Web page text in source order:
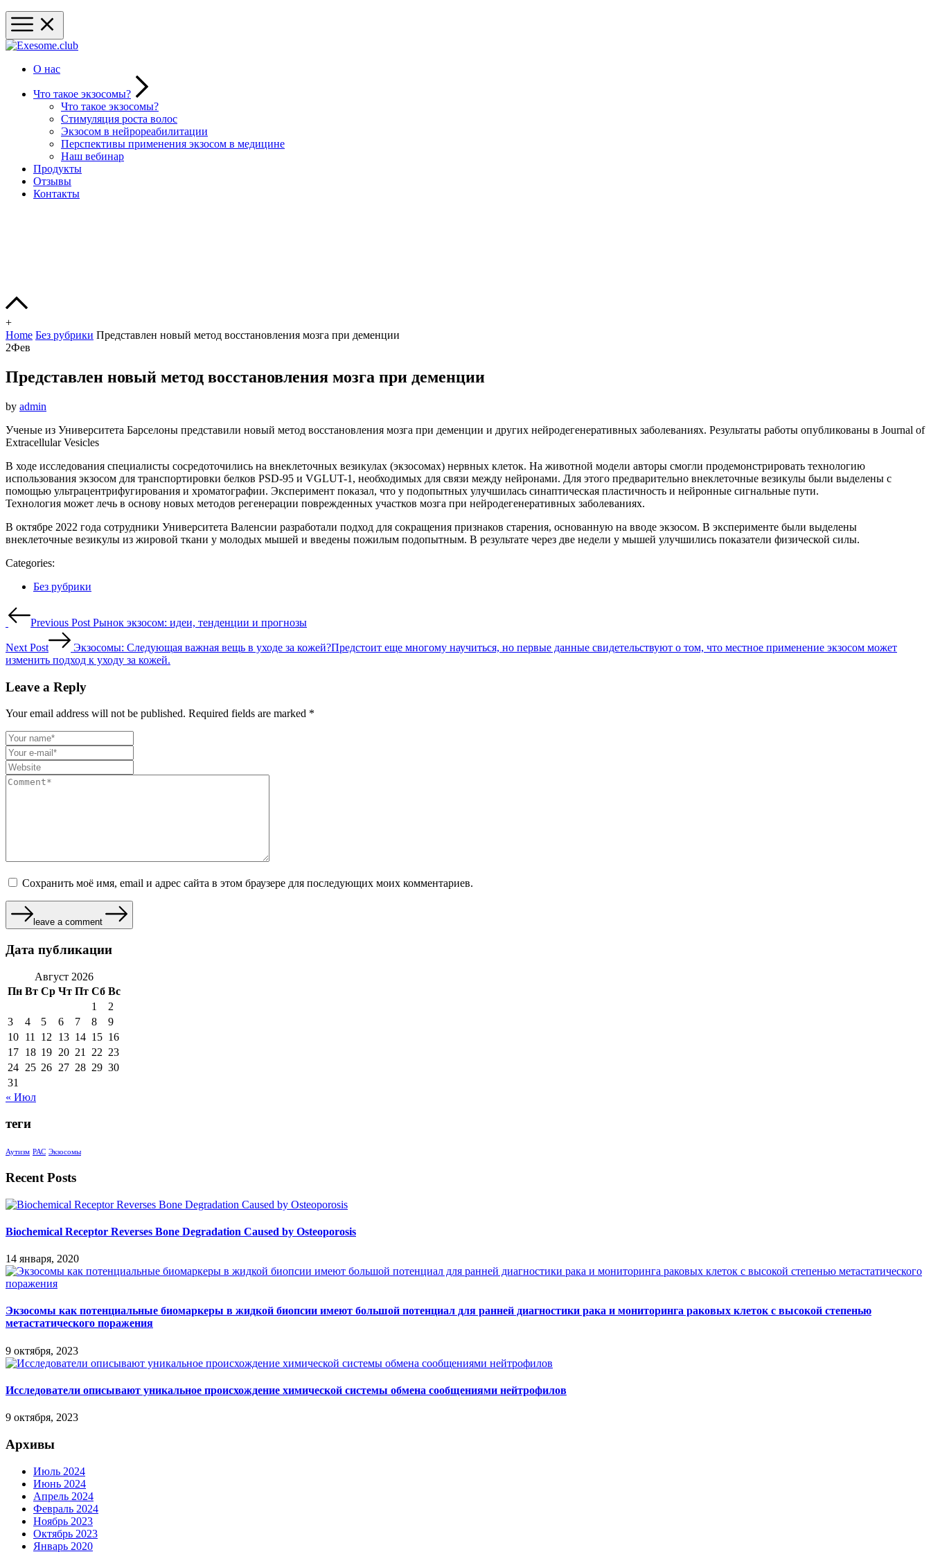
О нас
Что такое экзосомы?
Что такое экзосомы?
Стимуляция роста волос
Экзосом в нейрореабилитации
Перспективы применения экзосом в медицине
Наш вебинар
Продукты
Отзывы
Контакты
+
Home Без рубрики Представлен новый метод восстановления мозга при деменции
2Фев
Представлен новый метод восстановления мозга при деменции
by admin
Ученые из Университета Барселоны представили новый метод восстановления мозга при деменции и других нейродегенеративных заболеваниях. Результаты работы опубликованы в Journal of
Extracellular Vesicles
В ходе исследования специалисты сосредоточились на внеклеточных везикулах (экзосомах) нервных клеток. На животной модели авторы смогли продемонстрировать технологию
использования экзосом для транспортировки белков PSD-95 и VGLUT-1, необходимых для связи между нейронами. Для этого предварительно внеклеточные везикулы были выделены с
помощью ультрацентрифугирования и хроматографии. Эксперимент показал, что у подопытных улучшилась синаптическая пластичность и нейронные сигнальные пути.
Технология может лечь в основу новых методов регенерации поврежденных участков мозга при нейродегенеративных заболеваниях.
В октябре 2022 года сотрудники Университета Валенсии разработали подход для сокращения признаков старения, основанную на вводе экзосом. В эксперименте были выделены
внеклеточные везикулы из жировой ткани у молодых мышей и введены пожилым подопытным. В результате через две недели у мышей улучшились показатели физической силы.
Categories:
Без рубрики
Навигация
по
записям
Previous Post Рынок экзосом: идеи, тенденции и прогнозы
Next Post
Экзосомы: Следующая важная вещь в уходе за кожей?Предстоит еще многому научиться, но первые данные свидетельствуют о том, что местное применение экзосом может
изменить подход к уходу за кожей.
Leave a Reply
Your email address will not be published. Required fields are marked *
Сохранить моё имя, email и адрес сайта в этом браузере для последующих моих комментариев.
leave a comment
Дата публикации
Август 2026
Пн Вт Ср Чт Пт Сб Вс
1
2
3
4 5 6 7 8
9
10 11 12 13 14 15 16
17 18 19 20 21 22 23
24 25 26 27 28 29 30
31
« Июл
теги
Аутизм РАС Экзосомы
Recent Posts
Biochemical Receptor Reverses Bone Degradation Caused by Osteoporosis
14 января, 2020
Экзосомы как потенциальные биомаркеры в жидкой биопсии имеют большой потенциал для ранней диагностики рака и мониторинга раковых клеток с высокой степенью
метастатического поражения
9 октября, 2023
Исследователи описывают уникальное происхождение химической системы обмена сообщениями нейтрофилов
9 октября, 2023
Архивы
Июль 2024
Июнь 2024
Апрель 2024
Февраль 2024
Ноябрь 2023
Октябрь 2023
Январь 2020